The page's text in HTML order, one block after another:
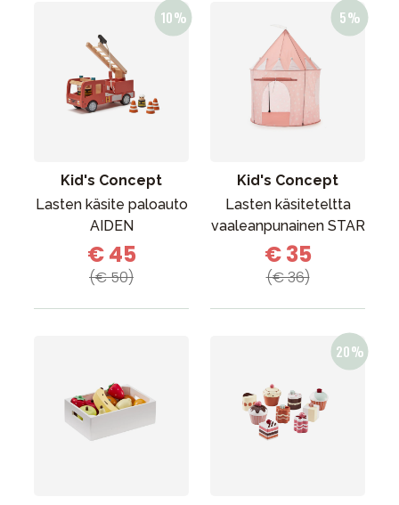
Kid's Concept
Lasten käsite paloauto
AIDEN
€ 45
(€ 50)
Kid's Concept
Lasten käsiteteltta
vaaleanpunainen STAR
€ 35
(€ 36)